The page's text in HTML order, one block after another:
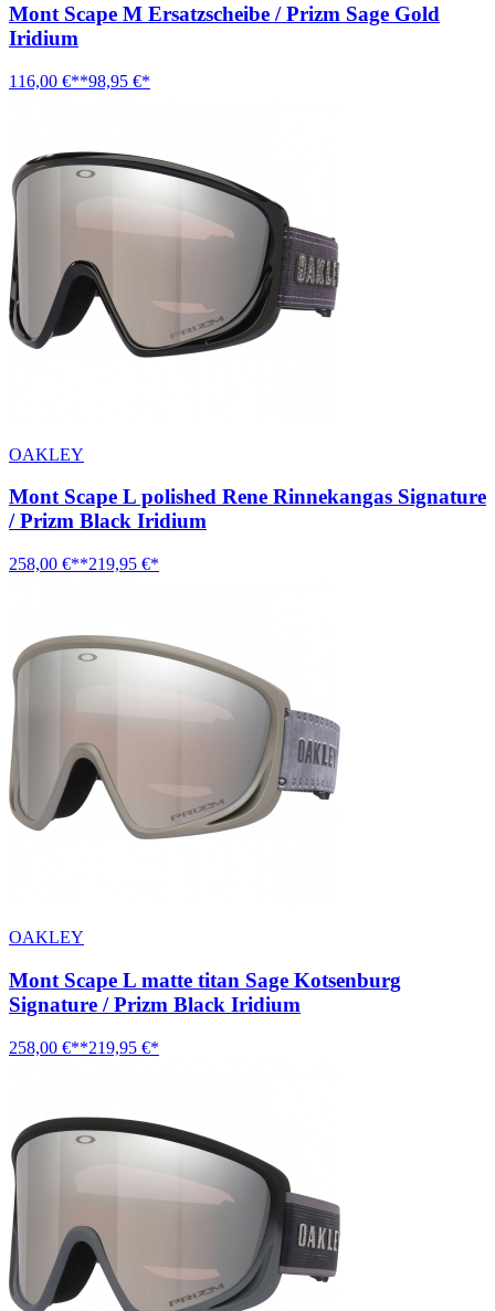
Mont Scape M Ersatzscheibe / Prizm Sage Gold
Iridium
116,00 €**98,95 €*
OAKLEY
Mont Scape L polished Rene Rinnekangas Signature
/ Prizm Black Iridium
258,00 €**219,95 €*
OAKLEY
Mont Scape L matte titan Sage Kotsenburg
Signature / Prizm Black Iridium
258,00 €**219,95 €*